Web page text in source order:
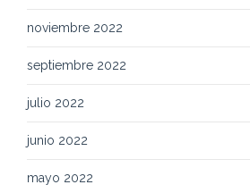
noviembre 2022
septiembre 2022
julio 2022
junio 2022
mayo 2022